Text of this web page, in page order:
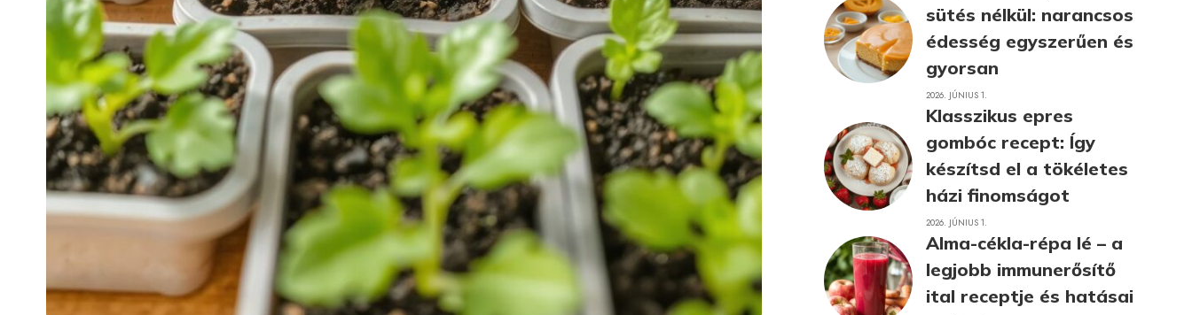
sütés nélkül: narancsos
édesség egyszerűen és
gyorsan
2026. JÚNIUS 1.
Klasszikus epres
gombóc recept: Így
készítsd el a tökéletes
házi finomságot
2026. JÚNIUS 1.
Alma-cékla-répa lé – a
legjobb immunerősítő
ital receptje és hatásai